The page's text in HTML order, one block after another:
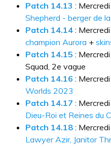
Patch 14.13 :
Shepherd - berger de
Patch 14.14 :
champion Aurora +
Patch 14.15 :
Squad, 2e vague
Patch 14.16 :
Worlds 2023
Patch 14.17 :
Dieu-Roi et Reines du
Patch 14.18 :
Lawyer Azir, Janitor